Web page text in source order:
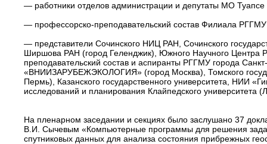
— работники отделов администрации и депутаты МО Туапсе
— профессорско-преподавательский состав Филиала РГГМУ
— представители Сочинского НИЦ РАН, Сочинского
Ширшова РАН (город Геленджик), Южного Научного Центра
преподавательский состав и аспиранты РГГМУ города
«ВНИИЗАРУБЕЖЭКОЛОГИЯ» (город Москва), Томского
Пермь), Казанского государственного университета, НИИ
исследований и планирования Клайпедского
На пленарном заседании и секциях было заслушано 37
В.И. Сычевым «Компьютерные программы для решения
спутниковых данных для анализа состояния прибрежных